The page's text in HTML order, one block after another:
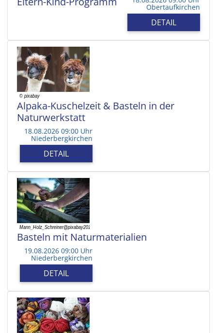
Obertaufkirchen
DETAIL
Alpaka-Kuschelzeit & Basteln in der
Naturwerkstatt
18.08.2026 09:00 Uhr
Niederbergkirchen
DETAIL
Basteln mit Naturmaterialien
19.08.2026 09:00 Uhr
Niederbergkirchen
DETAIL